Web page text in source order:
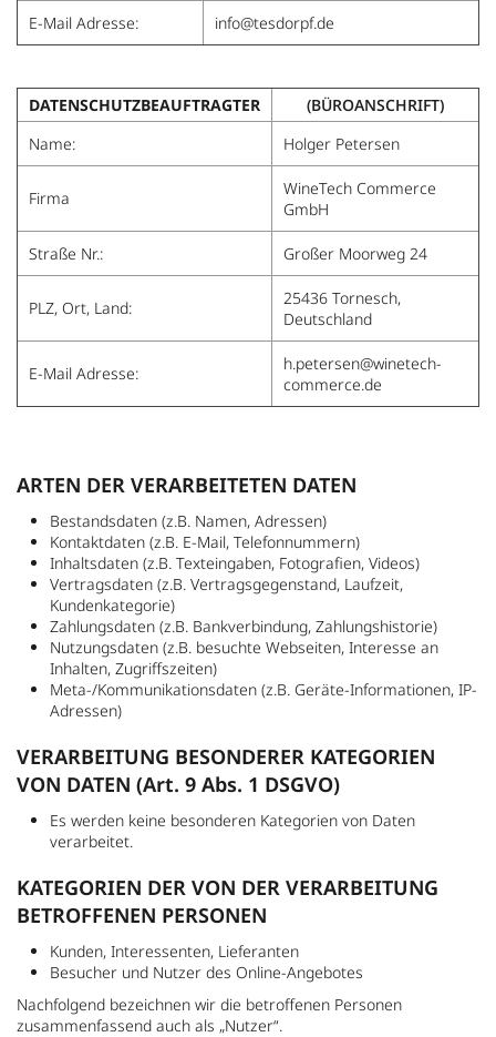
E-Mail Adresse: info@tesdorpf.de
DATENSCHUTZBEAUFTRAGTER
(BÜROANSCHRIFT)
Name:
Holger Petersen
Firma
WineTech Commerce
GmbH
Straße Nr.: Großer Moorweg 24
PLZ, Ort, Land:
25436 Tornesch,
Deutschland
E-Mail Adresse:
h.petersen@winetech-
commerce.de
ARTEN DER VERARBEITETEN DATEN
Bestandsdaten (z.B. Namen, Adressen)
Kontaktdaten (z.B. E-Mail, Telefonnummern)
Inhaltsdaten (z.B. Texteingaben, Fotografien, Videos)
Vertragsdaten (z.B. Vertragsgegenstand, Laufzeit,
Kundenkategorie)
Zahlungsdaten (z.B. Bankverbindung, Zahlungshistorie)
Nutzungsdaten (z.B. besuchte Webseiten, Interesse an
Inhalten, Zugriffszeiten)
Meta-/Kommunikationsdaten (z.B. Geräte-Informationen, IP-
Adressen)
VERARBEITUNG BESONDERER KATEGORIEN
VON DATEN (Art. 9 Abs. 1 DSGVO)
Es werden keine besonderen Kategorien von Daten
verarbeitet.
KATEGORIEN DER VON DER VERARBEITUNG
BETROFFENEN PERSONEN
Kunden, Interessenten, Lieferanten
Besucher und Nutzer des Online-Angebotes
Nachfolgend bezeichnen wir die betroffenen Personen
zusammenfassend auch als „Nutzer“.